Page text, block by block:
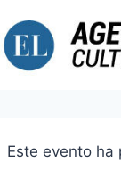
al
contenido
Este evento ha